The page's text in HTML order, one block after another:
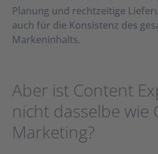
Planung und rechtzeitige
auch für die Konsistenz des
Markeninhalts.
Aber ist Content
nicht dasselbe wie
Marketing?